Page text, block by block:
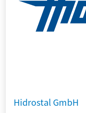
Hidrostal GmbH